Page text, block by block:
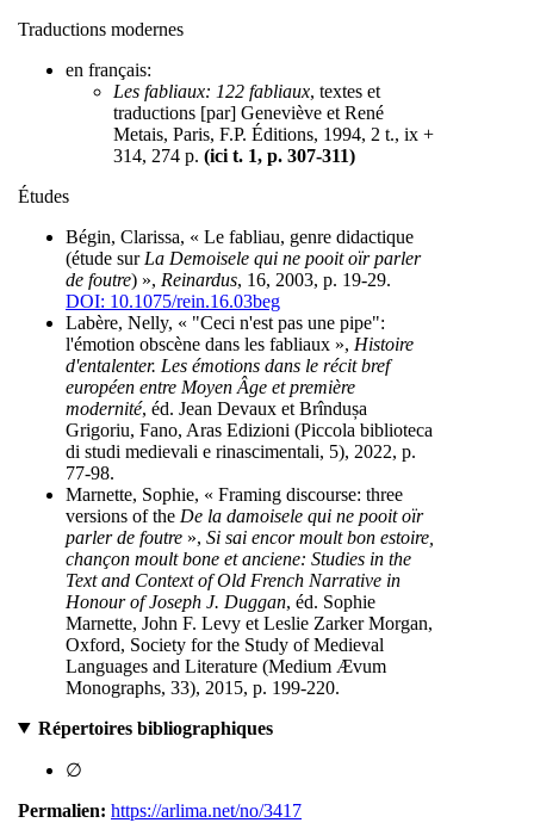
Traductions modernes
en français:
Les fabliaux: 122 fabliaux, textes et
traductions [par] Geneviève et René
Metais, Paris, F.P. Éditions, 1994, 2 t., ix +
314, 274 p. (ici t. 1, p. 307-311)
Études
Bégin, Clarissa, « Le fabliau, genre didactique
(étude sur La Demoisele qui ne pooit oïr parler
de foutre) », Reinardus, 16, 2003, p. 19-29.
DOI: 10.1075/rein.16.03beg
Labère, Nelly, « "Ceci n'est pas une pipe":
l'émotion obscène dans les fabliaux », Histoire
d'entalenter. Les émotions dans le récit bref
européen entre Moyen Âge et première
modernité, éd. Jean Devaux et Brîndușa
Grigoriu, Fano, Aras Edizioni (Piccola biblioteca
di studi medievali e rinascimentali, 5), 2022, p.
77-98.
Marnette, Sophie, « Framing discourse: three
versions of the De la damoisele qui ne pooit oïr
parler de foutre », Si sai encor moult bon estoire,
chançon moult bone et anciene: Studies in the
Text and Context of Old French Narrative in
Honour of Joseph J. Duggan, éd. Sophie
Marnette, John F. Levy et Leslie Zarker Morgan,
Oxford, Society for the Study of Medieval
Languages and Literature (Medium Ævum
Monographs, 33), 2015, p. 199-220.
Répertoires bibliographiques
∅
Permalien: https://arlima.net/no/3417